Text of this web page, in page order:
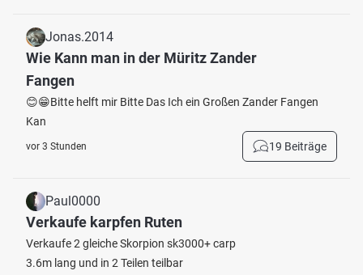
Jonas.2014
Wie Kann man in der Müritz Zander
Fangen
😊😁Bitte helft mir Bitte Das Ich ein Großen Zander Fangen
Kan
vor 3 Stunden 19 Beiträge
Paul0000
Verkaufe karpfen Ruten
Verkaufe 2 gleiche Skorpion sk3000+ carp
3.6m lang und in 2 Teilen teilbar